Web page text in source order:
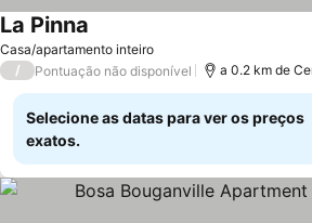
Casa/apartamento inteiro
La Pinna
/ Pontuação não disponível a 0.2 km de
Selecione as datas para ver os preços
exatos.